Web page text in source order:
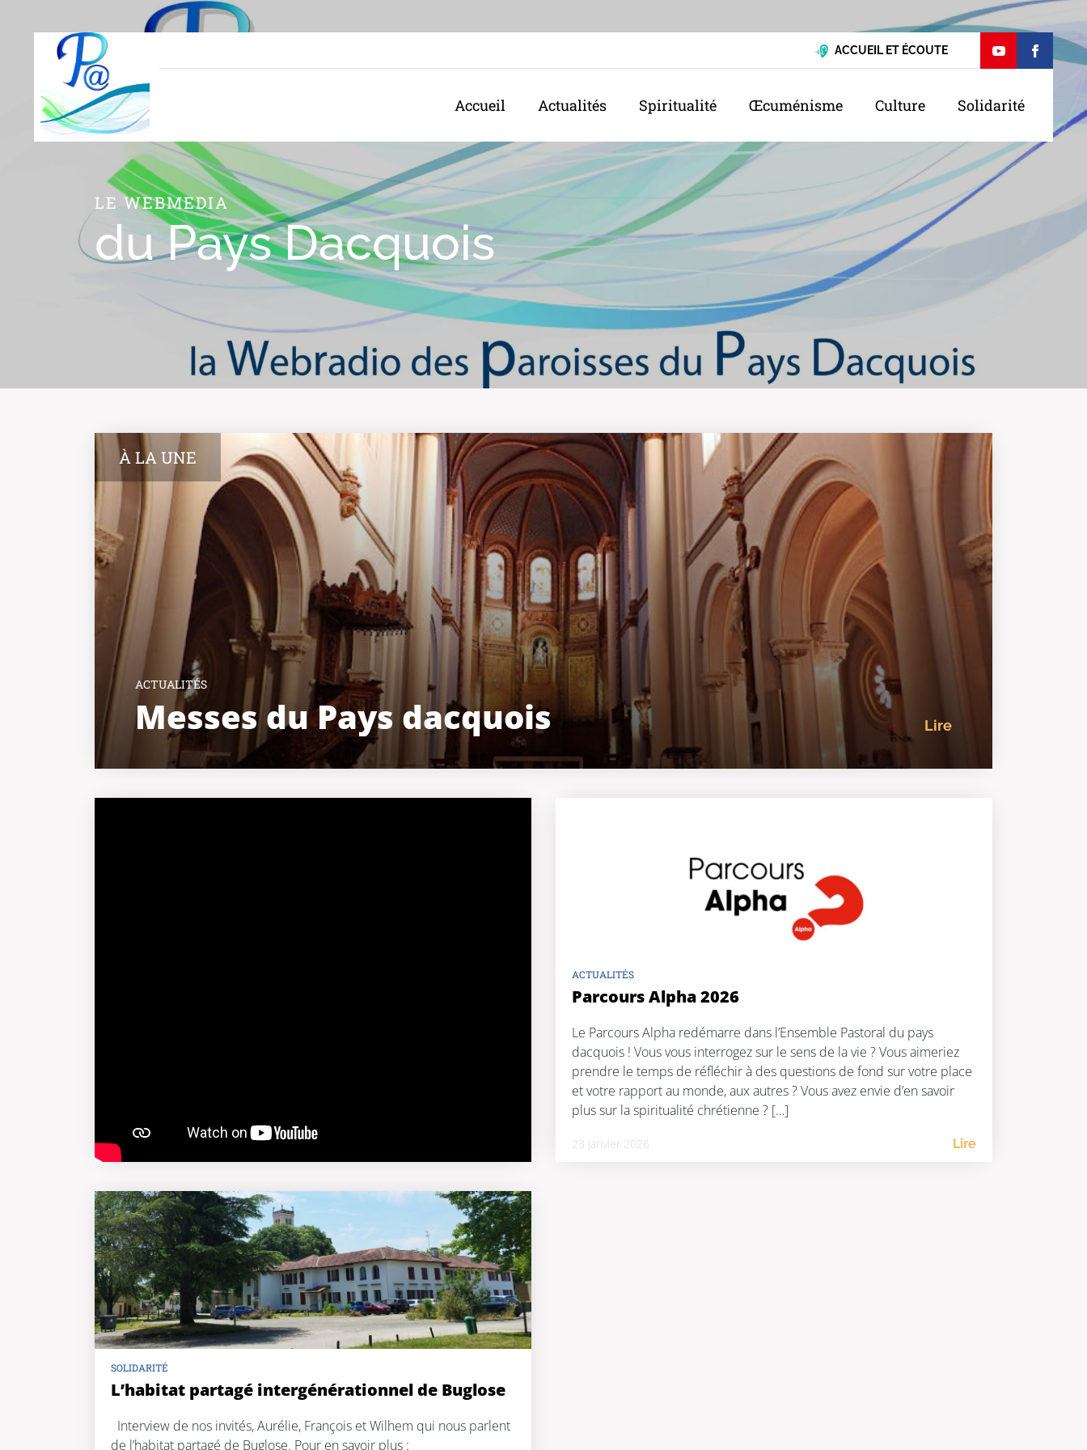
ACCUEIL ET ÉCOUTE
Accueil Actualités Spiritualité Œcuménisme Culture Solidarité
LE WEBMEDIA
du Pays Dacquois
À LA UNE
ACTUALITÉS
Messes du Pays dacquois Lire
ACTUALITÉS
Parcours Alpha 2026
Le Parcours Alpha redémarre dans l’Ensemble Pastoral du pays
dacquois ! Vous vous interrogez sur le sens de la vie ? Vous aimeriez
prendre le temps de réfléchir à des questions de fond sur votre place
et votre rapport au monde, aux autres ? Vous avez envie d’en savoir
plus sur la spiritualité chrétienne ? […]
23 janvier 2026 Lire
SOLIDARITÉ
L’habitat partagé intergénérationnel de Buglose
Interview de nos invités, Aurélie, François et Wilhem qui nous parlent
de l’habitat partagé de Buglose. Pour en savoir plus :
Panneau de gestion des cookies